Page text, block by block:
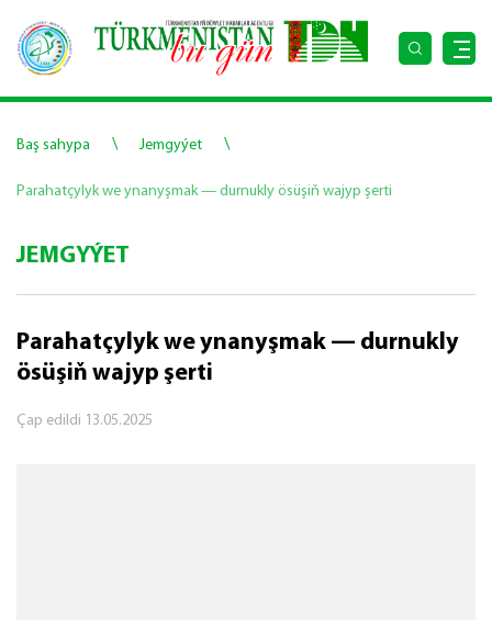
Baş sahypa \ Jemgyýet \
Parahatçylyk we ynanyşmak — durnukly ösüşiň wajyp şerti
JEMGYÝET
Parahatçylyk we ynanyşmak — durnukly
ösüşiň wajyp şerti
Çap edildi 13.05.2025